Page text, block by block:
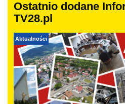
Ostatnio dodane
TV28.pl
Aktualności